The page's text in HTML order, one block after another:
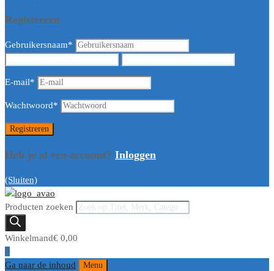
Registreren
Gebruikersnaam*
E-mail*
Wachtwoord*
Heb je al een account? Inloggen
(Sluiten)
Producten zoeken
Winkelmand€ 0,00
0
Ga naar de inhoud
Menu